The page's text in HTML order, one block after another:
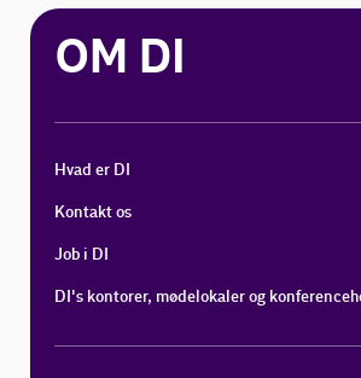
OM DI
Hvad er DI
Kontakt os
Job i DI
DI's kontorer, mødelokaler og